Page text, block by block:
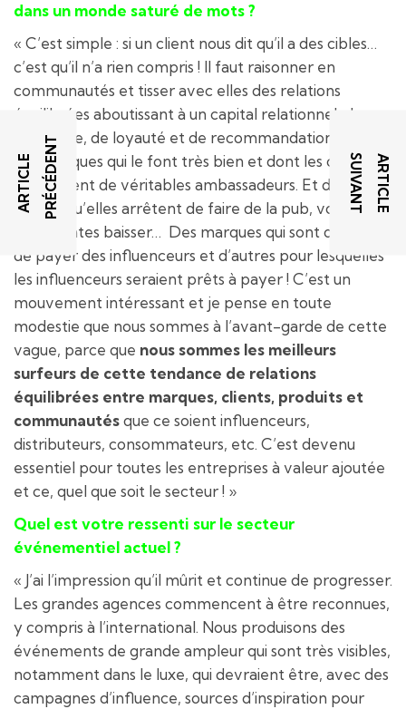
dans un monde saturé de mots ?
« C’est simple : si un client nous dit qu’il a des cibles…
c’est qu’il n’a rien compris ! Il faut raisonner en
communautés et tisser avec elles des relations
équilibrées aboutissant à un capital relationnel, de
confiance, de loyauté et de recommandation. Il y a
des marques qui le font très bien et dont les clients
deviennent de véritables ambassadeurs. Et d’autres,
qui dès qu’elles arrêtent de faire de la pub, voient
leurs ventes baisser… Des marques qui sont obligées
de payer des influenceurs et d’autres pour lesquelles
les influenceurs seraient prêts à payer ! C’est un
mouvement intéressant et je pense en toute
modestie que nous sommes à l’avant-garde de cette
vague, parce que nous sommes les meilleurs
surfeurs de cette tendance de relations
équilibrées entre marques, clients, produits et
communautésque ce soient influenceurs,
distributeurs, consommateurs, etc. C’est devenu
essentiel pour toutes les entreprises à valeur ajoutée
et ce, quel que soit le secteur ! »
Quel est votre ressenti sur le secteur
événementiel actuel ?
« J’ai l’impression qu’il mûrit et continue de progresser.
Les grandes agences commencent à être reconnues,
y compris à l’international. Nous produisons des
événements de grande ampleur qui sont très visibles,
notamment dans le luxe, qui devraient être, avec des
campagnes d’influence, sources d’inspiration pour
A
R
T
I
C
L
E
P
R
É
C
É
D
E
N T A
R
T
I
C
L
E
S
U
I
V
A
N
T